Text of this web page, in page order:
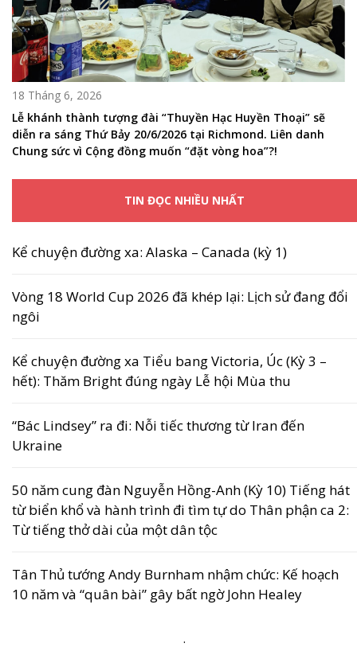
18 Tháng 6, 2026
Lễ khánh thành tượng đài “Thuyền Hạc Huyền Thoại” sẽ
diễn ra sáng Thứ Bảy 20/6/2026 tại Richmond. Liên danh
Chung sức vì Cộng đồng muốn “đặt vòng hoa”?!
TIN ĐỌC NHIỀU NHẤT
Kể chuyện đường xa: Alaska – Canada (kỳ 1)
Vòng 18 World Cup 2026 đã khép lại: Lịch sử đang đổi
ngôi
Kể chuyện đường xa Tiểu bang Victoria, Úc (Kỳ 3 –
hết): Thăm Bright đúng ngày Lễ hội Mùa thu
“Bác Lindsey” ra đi: Nỗi tiếc thương từ Iran đến
Ukraine
50 năm cung đàn Nguyễn Hồng-Anh (Kỳ 10) Tiếng hát
từ biển khổ và hành trình đi tìm tự do Thân phận ca 2:
Từ tiếng thở dài của một dân tộc
Tân Thủ tướng Andy Burnham nhậm chức: Kế hoạch
10 năm và “quân bài” gây bất ngờ John Healey
.